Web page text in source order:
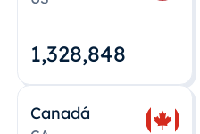
1,328,848
Canadá